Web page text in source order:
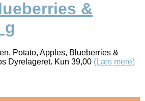
&
g
Potato, Apples, Blueberries &
Dyrelageret. Kun 39,00 (Læs mere)